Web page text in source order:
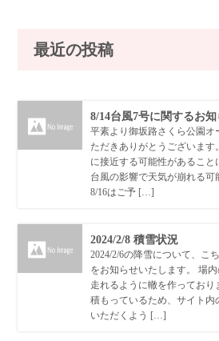
最近の投稿
8/14台風7号に関するお
平素より御坂路さくら公園
ただきありがとうございます
に接近する可能性があること
台風の影響で天気が崩れる可
8/16はご予 […]
2024/2/8 積雪状況
2024/2/6の降雪について、こ
をお知らせいたします。 場
走れるように轍を作ってお
積もっているため、サイト内
いただくよう […]